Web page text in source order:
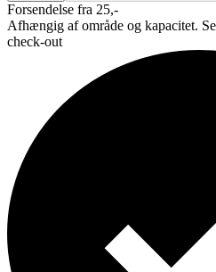
Forsendelse fra 25,-
Afhængig af område og kapacitet.
check-out